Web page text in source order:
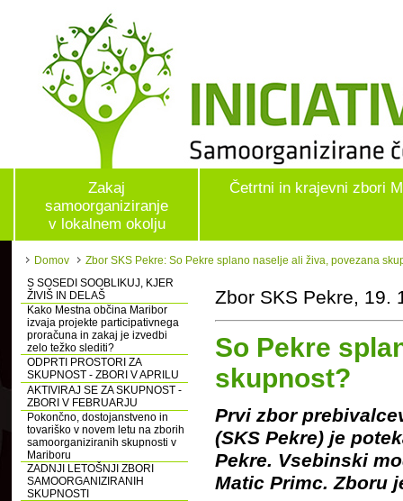
Zakaj
samoorganiziranje
v lokalnem okolju
Četrtni in krajevni zbori
Domov
Zbor SKS Pekre: So Pekre splano naselje ali živa, povezana
S SOSEDI SOOBLIKUJ, KJER
ŽIVIŠ IN DELAŠ
Kako Mestna občina Maribor
izvaja projekte participativnega
proračuna in zakaj je izvedbi
zelo težko slediti?
ODPRTI PROSTORI ZA
SKUPNOST - ZBORI V APRILU
AKTIVIRAJ SE ZA SKUPNOST -
ZBORI V FEBRUARJU
Pokončno, dostojanstveno in
tovariško v novem letu na zborih
samoorganiziranih skupnosti v
Mariboru
ZADNJI LETOŠNJI ZBORI
SAMOORGANIZIRANIH
SKUPNOSTI
Zbor SKS Pekre, 19.
So Pekre
skupnost?
Prvi zbor
(SKS Pekre) je
Pekre. Vsebinski
Matic Primc. Zboru